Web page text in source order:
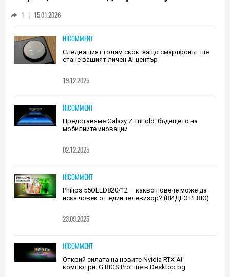
1 | 15.01.2026
HICOMMENT
Следващият голям скок: защо смартфонът ще
стане вашият личен AI център
19.12.2025
HICOMMENT
Представяме Galaxy Z TriFold: бъдещето на
мобилните иновации
02.12.2025
HICOMMENT
Philips 55OLED820/12 – какво повече може да
иска човек от един телевизор? (ВИДЕО РЕВЮ)
23.09.2025
HICOMMENT
Открий силата на новите Nvidia RTX AI
компютри: G:RIGS ProLine в Desktop.bg